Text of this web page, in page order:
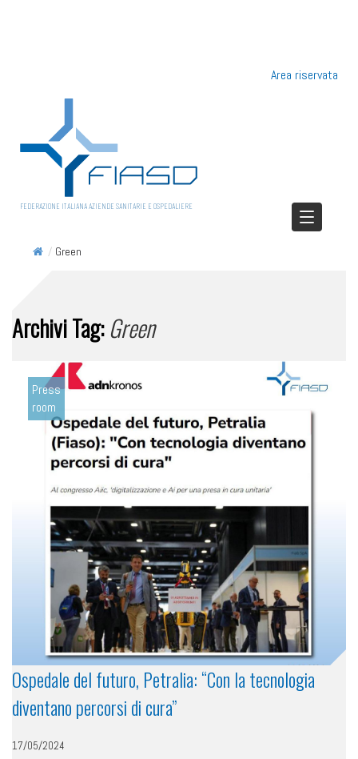
Area riservata
FEDERAZIONE ITALIANA AZIENDE SANITARIE E OSPEDALIERE
/ Green
Archivi Tag:Green
Press
room
Ospedale del futuro, Petralia: “Con la tecnologia
diventano percorsi di cura”
17/05/2024